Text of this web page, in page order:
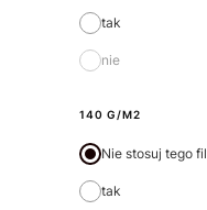
tak
nie
140 G/M2
Nie stosuj tego
tak